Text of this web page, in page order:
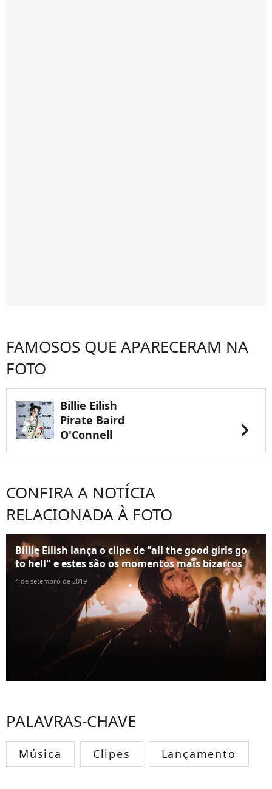
FAMOSOS QUE APARECERAM NA
FOTO
Billie Eilish
Pirate Baird
O'Connell
chevron_right
CONFIRA A NOTÍCIA
RELACIONADA À FOTO
Billie Eilish lança o clipe de "all the good girls go
to hell" e estes são os momentos mais bizarros
4 de setembro de 2019
PALAVRAS-CHAVE
Música Clipes Lançamento